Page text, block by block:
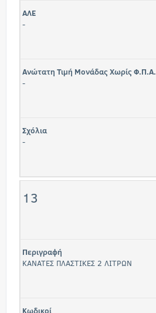
ΑΛΕ
-
Ανώτατη Τιμή Μονάδας Χωρίς Φ.Π.Α.
-
Σχόλια
-
13
Περιγραφή
ΚΑΝΑΤΕΣ ΠΛΑΣΤΙΚΕΣ 2 ΛΙΤΡΩΝ
Κωδικοί